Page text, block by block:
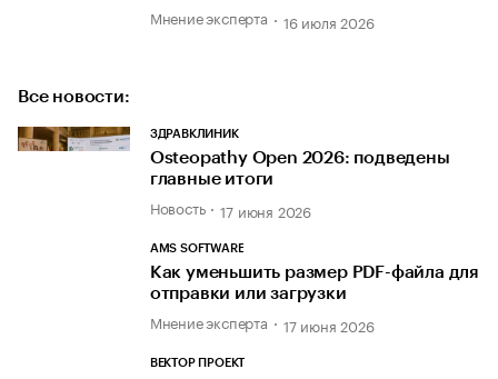
Мнение эксперта 16 июля 2026
Все новости:
ЗДРАВКЛИНИК
Osteopathy Open 2026: подведены
главные итоги
Новость 17 июня 2026
AMS SOFTWARE
Как уменьшить размер PDF-файла для
отправки или загрузки
Мнение эксперта 17 июня 2026
ВЕКТОР ПРОЕКТ